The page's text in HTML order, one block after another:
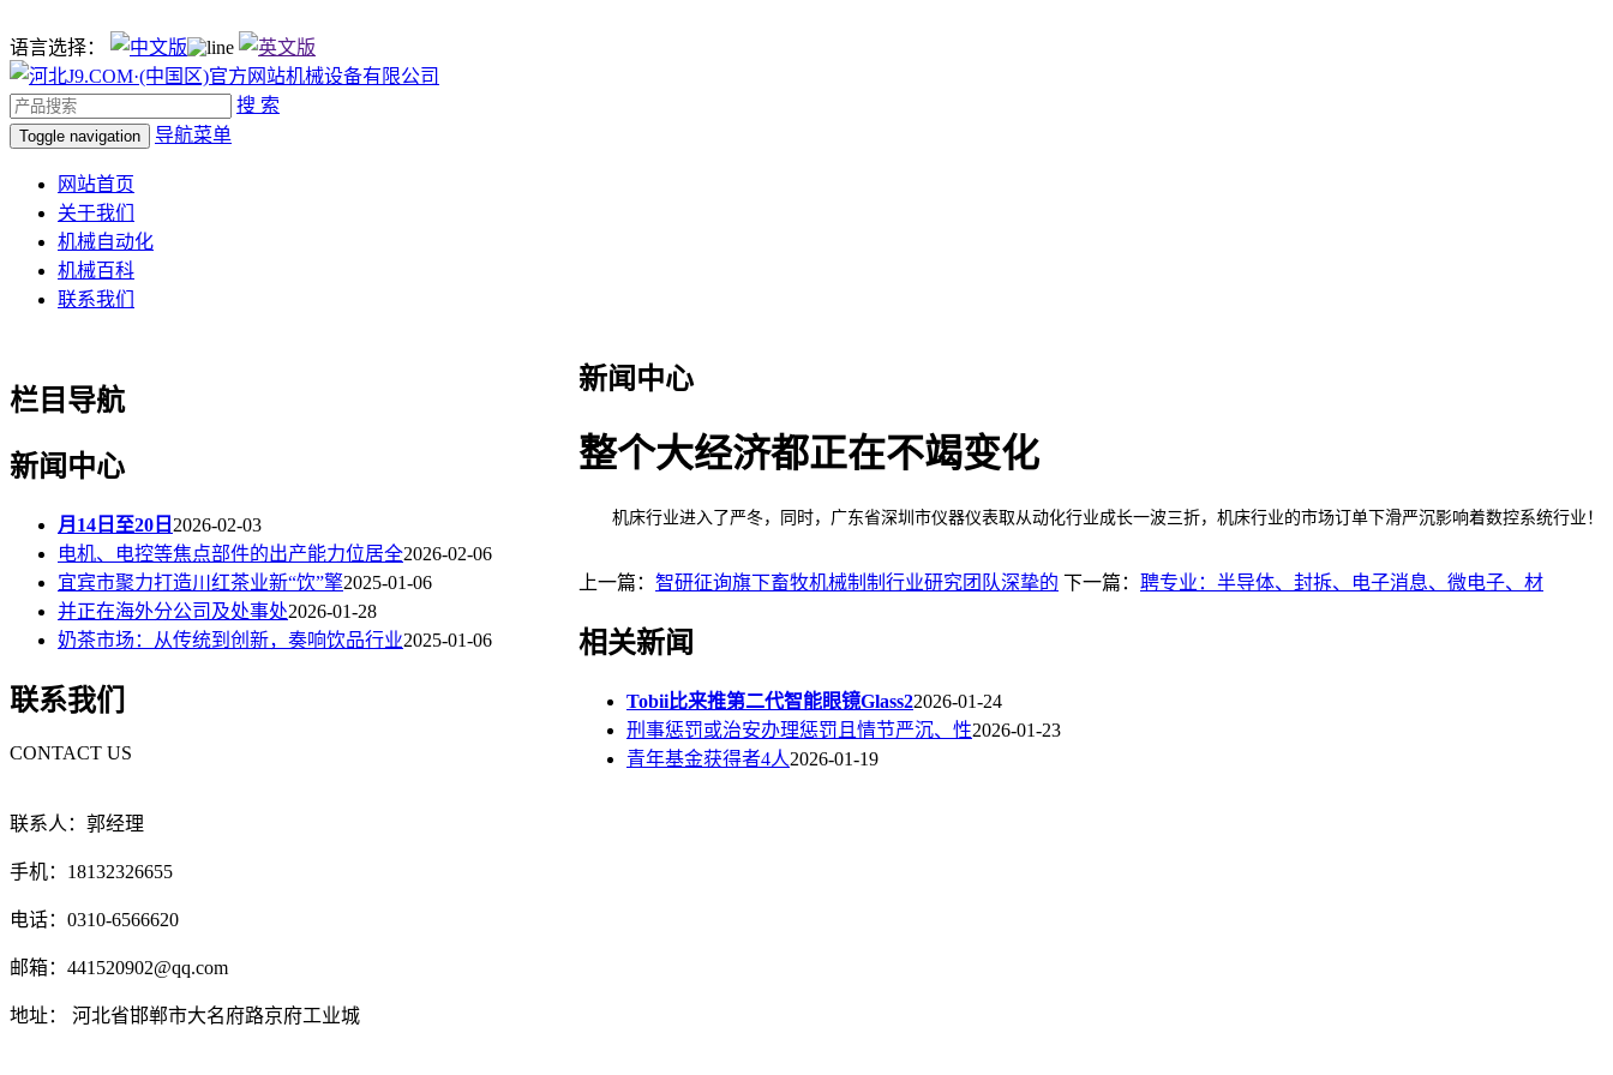
语言选择：
搜 索
Toggle navigation 导航菜单
网站首页
关于我们
机械自动化
机械百科
联系我们
新闻中心
整个大经济都正在不竭变化
机床行业进入了严冬，同时，广东省深圳市仪器仪表取从动化行业成长一波三折，机床行业的市场订单下滑严沉影响着数控系统行业！
上一篇： 智研征询旗下畜牧机械制制行业研究团队深挚的 下一篇： 聘专业：半导体、封拆、电子消息、微电子、材
相关新闻
Tobii比来推第二代智能眼镜Glass22026-01-24
刑事惩罚或治安办理惩罚且情节严沉、性2026-01-23
青年基金获得者4人2026-01-19
栏目导航
新闻中心
月14日至20日 2026-02-03
电机、电控等焦点部件的出产能力位居全2026-02-06
宜宾市聚力打造川红茶业新“饮”擎2025-01-06
并正在海外分公司及处事处2026-01-28
奶茶市场：从传统到创新，奏响饮品行业2025-01-06
联系我们
CONTACT US
联系人：郭经理
手机：18132326655
电话：0310-6566620
邮箱：441520902@qq.com
地址： 河北省邯郸市大名府路京府工业城